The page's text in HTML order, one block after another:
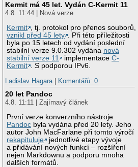
Kermit má 45 let. Vydán C-Kermit 11
4.8. 11:44 | Nová verze
Kermit , tj. protokol pro přenos souborů,
vznikl před 45 lety . Při této příležitosti
byla po 15 letech od vydání poslední
stabilní verze 9.0.302 vydána nová
stabilní verze 11
implementaceC-
Kermit . S podporou IPv6.
Ladislav Hagara | Komentářů: 0
20 let Pandoc
4.8. 11:11 | Zajímavý článek
První verze konverzního nástroje
Pandoc byla vydána před 20 lety. Jeho
autor John MacFarlane při tomto výročí
rekapituluje
jednotlivé etapy vývoje
a přidávání nových funkcí – rozšíření
nejen Markdownu a podporu mnoha
dalších formátů.